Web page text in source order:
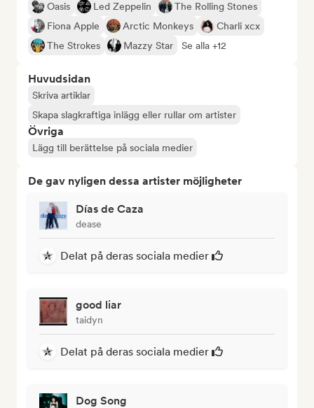
Oasis Led Zeppelin
The Rolling Stones
Fiona Apple
Arctic Monkeys
Charli xcx
The Strokes
Mazzy Star Se alla +12
Huvudsidan
Skriva artiklar
Skapa slagkraftiga inlägg eller rullar om artister
Övriga
Lägg till berättelse på sociala medier
De gav nyligen dessa artister möjligheter
Días de Caza
dease
Delat på deras sociala medier
good liar
taidyn
Delat på deras sociala medier
Dog Song